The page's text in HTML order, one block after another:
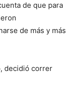
de que para
de más y más
decidió correr